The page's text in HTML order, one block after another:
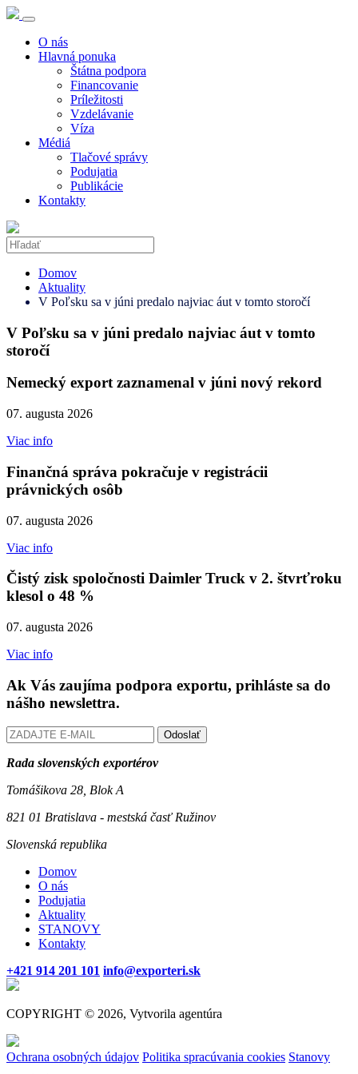
O nás
Hlavná ponuka
Štátna podpora
Financovanie
Príležitosti
Vzdelávanie
Víza
Médiá
Tlačové správy
Podujatia
Publikácie
Kontakty
Domov
Aktuality
V Poľsku sa v júni predalo najviac áut v tomto storočí
V Poľsku sa v júni predalo najviac áut v tomto
storočí
Nemecký export zaznamenal v júni nový rekord
07. augusta 2026
Viac info
Finančná správa pokračuje v registrácii
právnických osôb
07. augusta 2026
Viac info
Čistý zisk spoločnosti Daimler Truck v 2. štvrťroku
klesol o 48 %
07. augusta 2026
Viac info
Ak Vás zaujíma podpora exportu, prihláste sa do
nášho newslettra.
Odoslať
Rada slovenských exportérov
Tomášikova 28, Blok A
821 01 Bratislava - mestská časť Ružinov
Slovenská republika
Domov
O nás
Podujatia
Aktuality
STANOVY
Kontakty
+421 914 201 101 info@exporteri.sk
COPYRIGHT © 2026, Vytvorila agentúra
Ochrana osobných údajov Politika spracúvania cookies Stanovy